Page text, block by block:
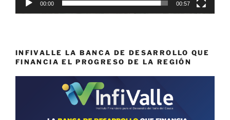
00:00 00:57
INFIVALLE LA BANCA DE DESARROLLO QUE
FINANCIA EL PROGRESO DE LA REGIÓN